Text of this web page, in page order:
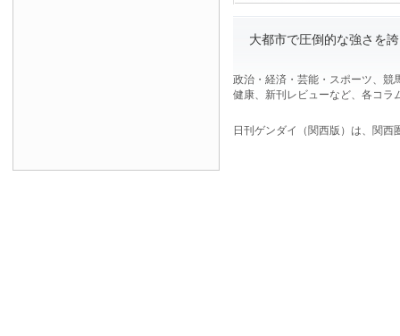
大都市で圧倒的な強さを
政治・経済・芸能・スポーツ、競
健康、新刊レビューなど、各コラ
日刊ゲンダイ（関西版）は、関